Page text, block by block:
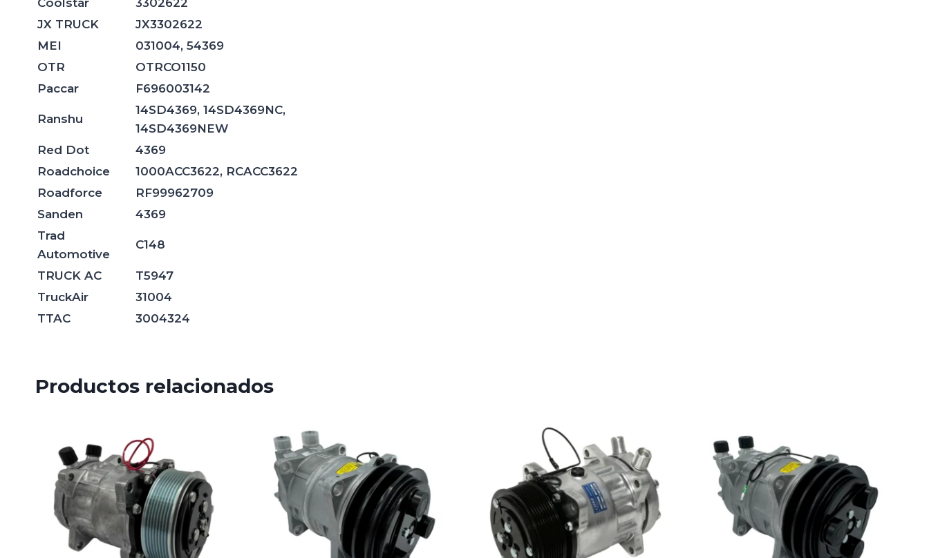
Coolstar
3302622
JX TRUCK
JX3302622
MEI
031004, 54369
OTR
OTRCO1150
Paccar
F696003142
Ranshu
14SD4369, 14SD4369NC,
14SD4369NEW
Red Dot
4369
Roadchoice
1000ACC3622, RCACC3622
Roadforce
RF99962709
Sanden
4369
Trad
Automotive
C148
TRUCK AC
T5947
TruckAir
31004
TTAC
3004324
Productos relacionados